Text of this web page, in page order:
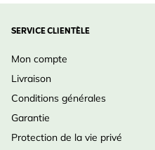
SERVICE CLIENTÈLE
Mon compte
Livraison
Conditions générales
Garantie
Protection de la vie privé